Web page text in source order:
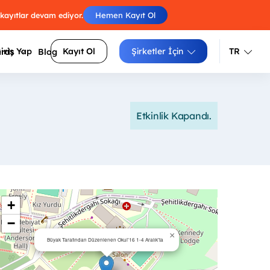
devam ediyor. Hemen Kayıt Ol
daha
Engelleri atla, skorunu arkadaşlarınla
Sayıları sırayla birleştir, tüm
hücrelerden geç.
Blog
Yap Kayıt Ol Şirketler İçin TR
İngilizce
Etkinlik Kapandı.
Büyak Tarafından Düzenlenen Okul'16 1-4 Aralık'ta ×
+
−